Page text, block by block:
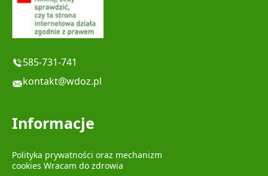
585-731-741
kontakt@wdoz.pl
Informacje
Polityka prywatności oraz mechanizm
cookies Wracam do zdrowia